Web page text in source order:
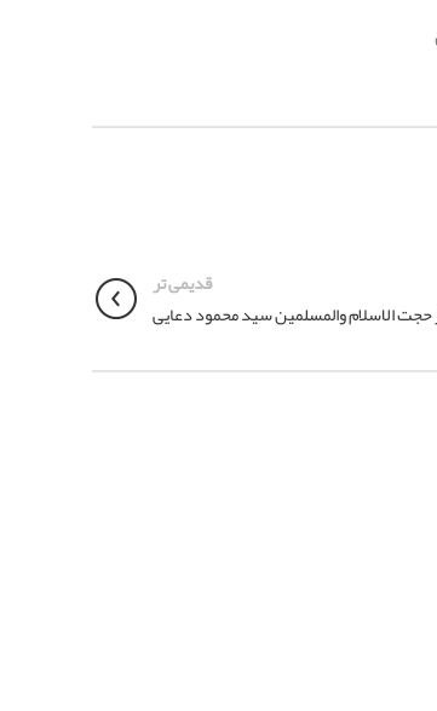
قدیمی تر
حجت الاسلام والمسلمین سید محمود دعایی